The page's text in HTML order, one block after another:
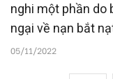
nghi một phần do
ngại về nạn bắt
05/11/2022